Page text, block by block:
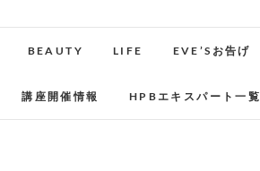
BEAUTY LIFE EVE’Sお告げ
講座開催情報 HPBエキスパート一覧